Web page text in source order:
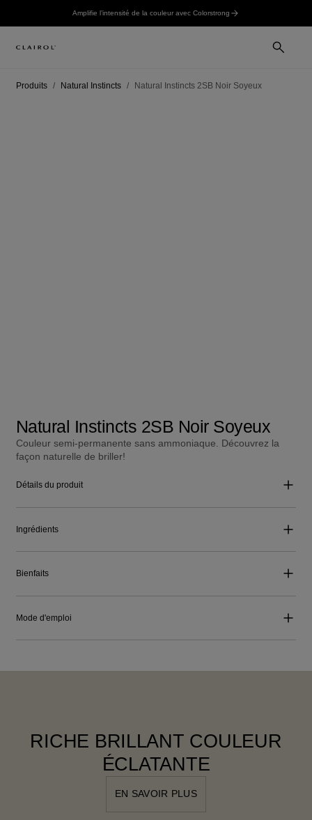
Amplifie l’intensité de la couleur avec Colorstrong
Produits Natural Instincts Natural Instincts 2SB Noir Soyeux
Natural Instincts 2SB Noir Soyeux
Couleur semi-permanente sans ammoniaque. Découvrez la
façon naturelle de briller!
Détails du produit
Ingrédients
Bienfaits
Mode d'emploi
RICHE BRILLANT COULEUR
ÉCLATANTE
EN SAVOIR PLUS